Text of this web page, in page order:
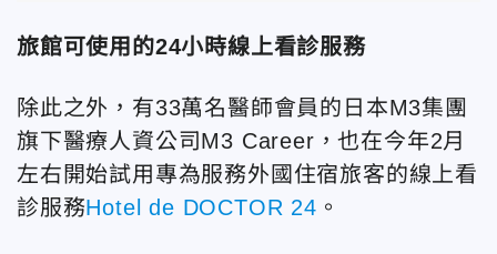
旅館可使用的24小時線上看診服務
除此之外，有33萬名醫師會員的日本M3集團
旗下醫療人資公司M3 Career，也在今年2月
左右開始試用專為服務外國住宿旅客的線上看
診服務Hotel de DOCTOR 24 。